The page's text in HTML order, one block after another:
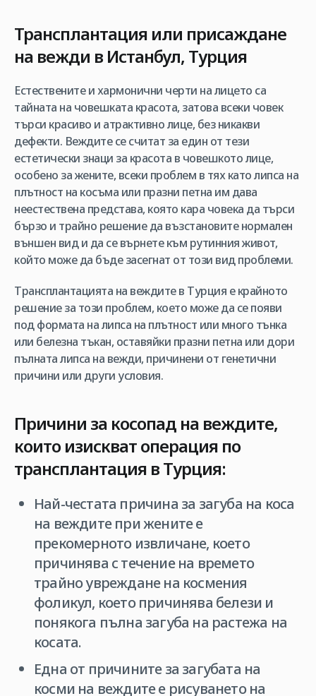
Трансплантация или присаждане
на вежди в Истанбул, Турция
Естествените и хармонични черти на лицето са
тайната на човешката красота, затова всеки човек
търси красиво и атрактивно лице, без никакви
дефекти. Веждите се считат за един от тези
естетически знаци за красота в човешкото лице,
особено за жените, всеки проблем в тях като липса на
плътност на косъма или празни петна им дава
неестествена представа, която кара човека да търси
бързо и трайно решение да възстановите нормален
външен вид и да се върнете към рутинния живот,
който може да бъде засегнат от този вид проблеми.
Трансплантацията на веждите в Турция е крайното
решение за този проблем, което може да се появи
под формата на липса на плътност или много тънка
или белезна тъкан, оставяйки празни петна или дори
пълната липса на вежди, причинени от генетични
причини или други условия.
Причини за косопад на веждите,
които изискват операция по
трансплантация в Турция:
Най-честата причина за загуба на коса
на веждите при жените е
прекомерното извличане, което
причинява с течение на времето
трайно увреждане на космения
фоликул, което причинява белези и
понякога пълна загуба на растежа на
косата.
Една от причините за загубата на
косми на веждите е рисуването на